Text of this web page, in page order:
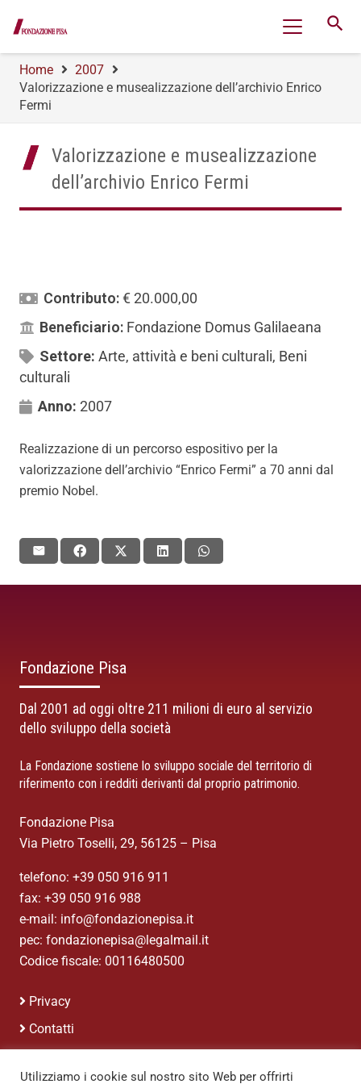
search
Home
2007
Valorizzazione e musealizzazione dell’archivio Enrico
Fermi
Valorizzazione e musealizzazione
dell’archivio Enrico Fermi
Contributo:€ 20.000,00
Beneficiario: Fondazione Domus Galilaeana
Settore: Arte, attività e beni culturali, Beni
culturali
Anno: 2007
Realizzazione di un percorso espositivo per la
valorizzazione dell’archivio “Enrico Fermi” a 70 anni dal
premio Nobel.
Fondazione Pisa
Dal 2001 ad oggi oltre 211 milioni di euro al servizio
dello sviluppo della società
La Fondazione sostiene lo sviluppo sociale del territorio di
riferimento con i redditi derivanti dal proprio patrimonio.
Fondazione Pisa
Via Pietro Toselli, 29, 56125 – Pisa
telefono: +39 050 916 911
fax: +39 050 916 988
e-mail: info@fondazionepisa.it
pec: fondazionepisa@legalmail.it
Codice fiscale: 00116480500
Privacy
Contatti
Utilizziamo i cookie sul nostro sito Web per offrirti